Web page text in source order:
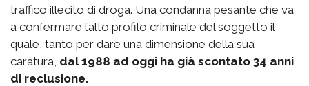
traffico illecito di droga. Una condanna pesante che va
a confermare l’alto profilo criminale del soggetto il
quale, tanto per dare una dimensione della sua
caratura, dal 1988 ad oggi ha già scontato 34 anni
di reclusione.